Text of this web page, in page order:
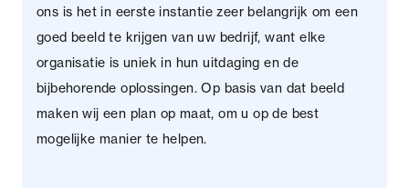
ons is het in eerste instantie zeer belangrijk om een
goed beeld te krijgen van uw bedrijf, want elke
organisatie is uniek in hun uitdaging en de
bijbehorende oplossingen. Op basis van dat beeld
maken wij een plan op maat, om u op de best
mogelijke manier te helpen.